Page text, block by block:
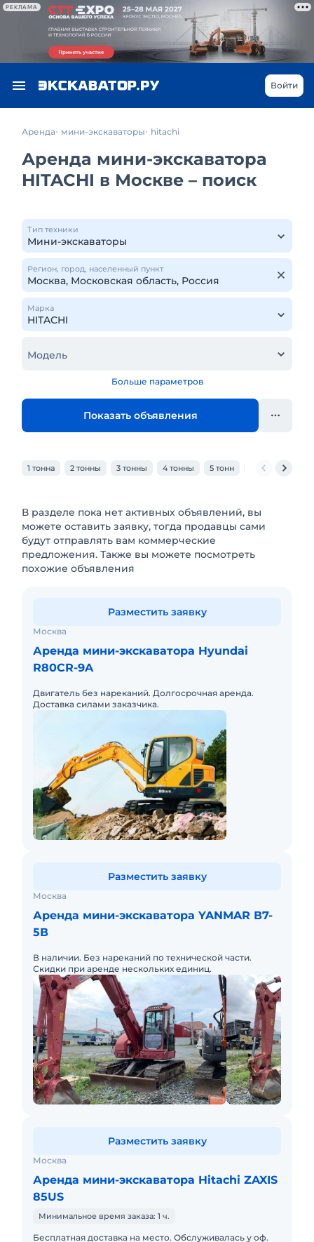
РЕКЛАМА
Войти
Аренда мини-экскаваторы hitachi
Аренда мини-экскаватора
HITACHI в Москве – поиск
Тип техники
Регион, город, населенный пункт
Марка
Модель
Больше параметров
Показать объявления
1 тонна 2 тонны 3 тонны 4 тонны 5 тонн 6 тонн
В разделе пока нет активных объявлений, вы
можете оставить заявку, тогда продавцы сами
будут отправлять вам коммерческие
предложения. Также вы можете посмотреть
похожие объявления
Москва
Аренда мини-экскаватора Hyundai
R80CR-9A
Двигатель без нареканий. Долгосрочная аренда.
Доставка силами заказчика.
Разместить заявку
Москва
Аренда мини-экскаватора YANMAR В7-
5В
В наличии. Без нареканий по технической части.
Скидки при аренде нескольких единиц.
Разместить заявку
Москва
Аренда мини-экскаватора Hitachi ZAXIS
85US
Минимальное время заказа: 1 ч.
Бесплатная доставка на место. Обслуживалась у оф.
Разместить заявку